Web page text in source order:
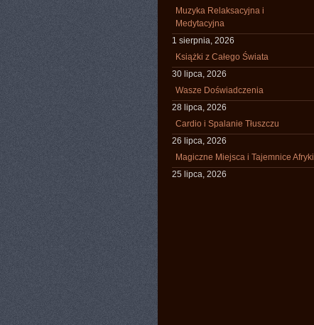
Muzyka Relaksacyjna i
Medytacyjna
1 sierpnia, 2026
Książki z Całego Świata
30 lipca, 2026
Wasze Doświadczenia
28 lipca, 2026
Cardio i Spalanie Tłuszczu
26 lipca, 2026
Magiczne Miejsca i Tajemnice Afryki
25 lipca, 2026